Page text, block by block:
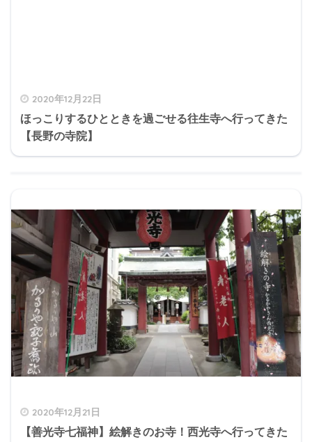
2020年12月22日
ほっこりするひとときを過ごせる往生寺へ行ってきた
【長野の寺院】
2020年12月21日
【善光寺七福神】絵解きのお寺！西光寺へ行ってきた